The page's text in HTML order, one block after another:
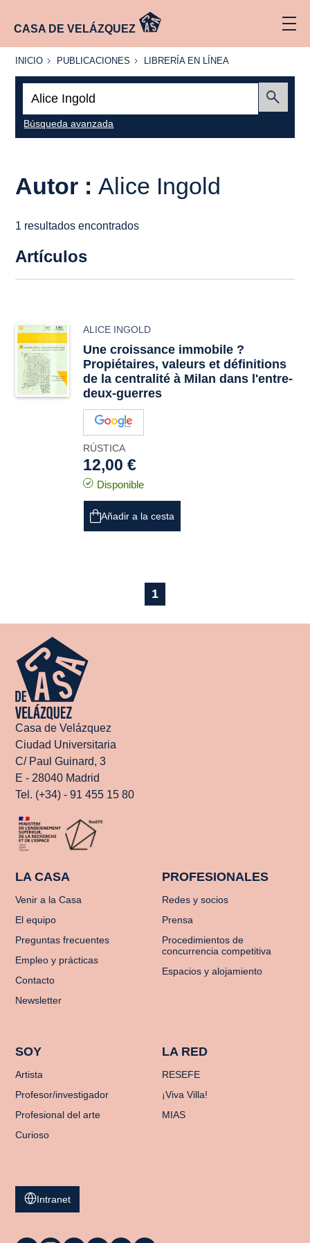
CASA DE VELÁZQUEZ
INICIO
INICIO PUBLICACIONES
PUBLICACIONES
LIBRERÍA
LÍNEA
LIBRERÍA EN LÍNEA
Búsqueda avanzada
Autor : Alice Ingold
1 resultados encontrados
Artículos
ALICE INGOLD
Une croissance immobile ?
Propiétaires, valeurs et définitions
de la centralité à Milan dans l'entre-
deux-guerres
RÚSTICA
12,00 €
Disponible
Añadir a la cesta
1
Casa de Velázquez
Ciudad Universitaria
C/ Paul Guinard, 3
E - 28040 Madrid
Tel. (+34) - 91 455 15 80
LA CASA
Venir a la Casa
El equipo
Preguntas frecuentes
Empleo y prácticas
Contacto
Newsletter
PROFESIONALES
Redes y socios
Prensa
Procedimientos de
concurrencia competitiva
Espacios y alojamiento
SOY
Artista
Profesor/investigador
Profesional del arte
Curioso
LA RED
RESEFE
¡Viva Villa!
MIAS
Intranet